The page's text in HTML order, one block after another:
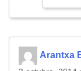
Arantxa